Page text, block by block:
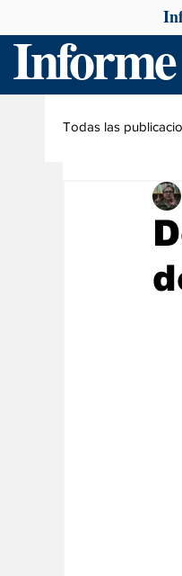
Informe
Todas las